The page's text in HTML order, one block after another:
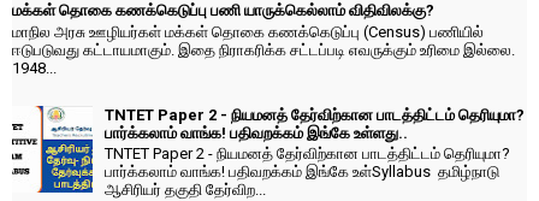
மக்கள் தொகை கணக்கெடுப்பு பணி யாருக்கெல்லாம் விதிவிலக்கு?
மாநில அரசு ஊழியர்கள் மக்கள் தொகை கணக்கெடுப்பு (Census) பணியில்
ஈடுபடுவது கட்டாயமாகும். இதை நிராகரிக்க சட்டப்படி எவருக்கும் உரிமை இல்லை.
1948...
TNTET Paper 2 - நியமனத் தேர்விற்கான பாடத்திட்டம் தெரியுமா?
பார்க்கலாம் வாங்க! பதிவறக்கம் இங்கே உள்ளது..
TNTET Paper 2 - நியமனத் தேர்விற்கான பாடத்திட்டம் தெரியுமா?
பார்க்கலாம் வாங்க! பதிவறக்கம் இங்கே உள்Syllabus தமிழ்நாடு
ஆசிரியர் தகுதி தேர்விற...